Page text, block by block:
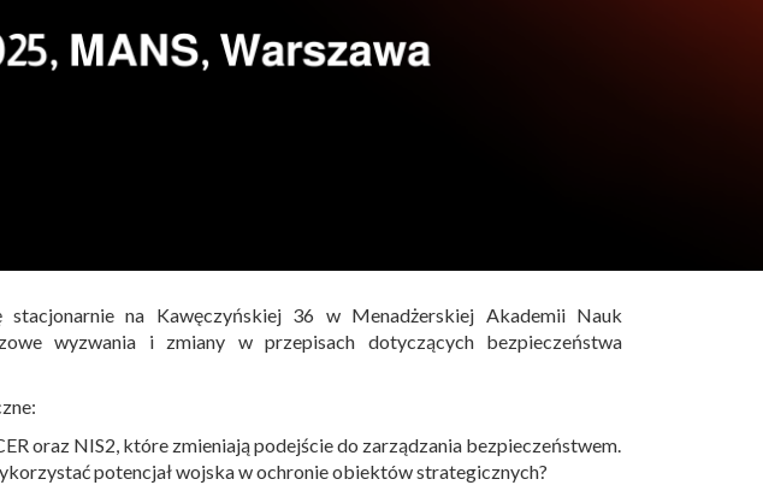
na Kawęczyńskiej 36 w Menadżerskiej Akademii Nauk
wyzwania i zmiany w przepisach dotyczących bezpieczeństwa
oraz NIS2, które zmieniają podejście do zarządzania bezpieczeństwem.
potencjał wojska w ochronie obiektów strategicznych?